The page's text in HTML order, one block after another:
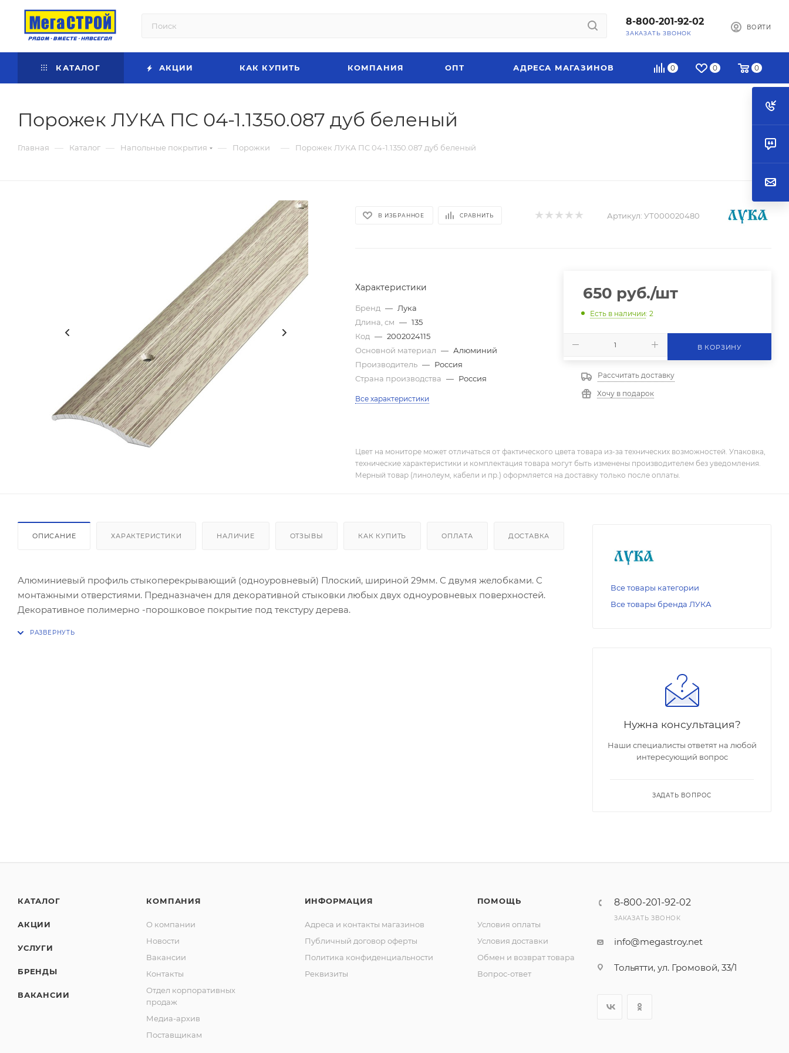
8-800-201-92-02
ЗАКАЗАТЬ ЗВОНОК
ВОЙТИ
0 0 0
КАТАЛОГ АКЦИИ КАК КУПИТЬ КОМПАНИЯ ОПТ АДРЕСА МАГАЗИНОВ
Порожек ЛУКА ПС 04-1.1350.087 дуб беленый
Главная — Каталог — Напольные покрытия — Порожки — Порожек ЛУКА ПС 04-1.1350.087 дуб беленый
В ИЗБРАННОЕ СРАВНИТЬ Артикул: УТ000020480
Характеристики
Бренд — Лука
Длина, см — 135
Код — 2002024115
Основной материал — Алюминий
Производитель — Россия
Страна производства — Россия
Все характеристики
650 руб./шт
Есть в наличии: 2
В КОРЗИНУ
Рассчитать доставку
Хочу в подарок
Цвет на мониторе может отличаться от фактического цвета товара из-за технических возможностей. Упаковка,
технические характеристики и комплектация товара могут быть изменены производителем без уведомления.
Мерный товар (линолеум, кабели и пр.) оформляется на доставку только после оплаты.
ОПИСАНИЕ ХАРАКТЕРИСТИКИ НАЛИЧИЕ ОТЗЫВЫ КАК КУПИТЬ ОПЛАТА ДОСТАВКА
Алюминиевый профиль стыкоперекрывающий (одноуровневый) Плоский, шириной 29мм. С двумя желобками. С
монтажными отверстиями. Предназначен для декоративной стыковки любых двух одноуровневых поверхностей.
Декоративное полимерно -порошковое покрытие под текстуру дерева.
Все товары категории
Все товары бренда ЛУКА
Нужна консультация?
Наши специалисты ответят на любой
интересующий вопрос
ЗАДАТЬ ВОПРОС
КАТАЛОГ
АКЦИИ
УСЛУГИ
БРЕНДЫ
ВАКАНСИИ
КОМПАНИЯ
О компании
Новости
Вакансии
Контакты
Отдел корпоративных
продаж
Медиа-архив
Поставщикам
ИНФОРМАЦИЯ
Адреса и контакты магазинов
Публичный договор оферты
Политика конфиденциальности
Реквизиты
ПОМОЩЬ
Условия оплаты
Условия доставки
Обмен и возврат товара
Вопрос-ответ
8-800-201-92-02
ЗАКАЗАТЬ ЗВОНОК
info@megastroy.net
Тольятти, ул. Громовой, 33/1